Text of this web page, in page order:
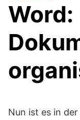
Word:
Nun ist es in